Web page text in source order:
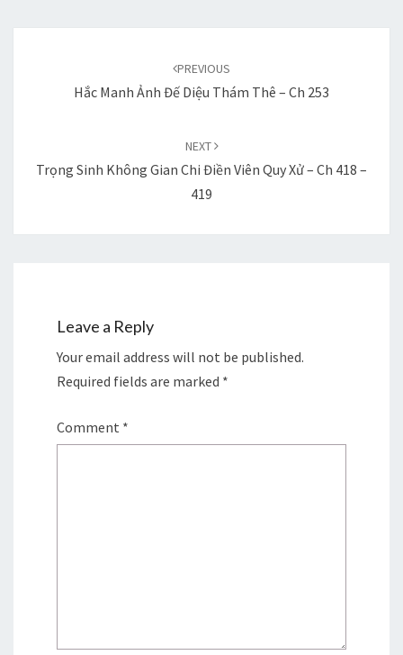
PREVIOUS
Hắc Manh Ảnh Đế Diệu Thám Thê – Ch 253
NEXT
Trọng Sinh Không Gian Chi Điền Viên Quy Xử – Ch 418 –
419
Leave a Reply
Your email address will not be published.
Required fields are marked *
Comment *